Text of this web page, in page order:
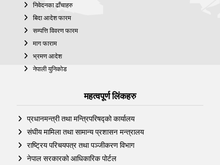
निवेदनका ढाँचाहरु
बिदा आदेश फारम
सम्पत्ति विवरण फारम
माग फाराम
भ्रमण आदेश
नेपाली युनिकोड
महत्वपूर्ण लिंकहरु
प्रधानमन्त्री तथा मन्त्रिपरिषद्को कार्यालय
संघीय मामिला तथा सामान्य प्रशासन मन्त्रालय
राष्ट्रिय परिचयपत्र तथा पञ्‍जीकरण विभाग
नेपाल सरकारको आधिकारिक पोर्टल